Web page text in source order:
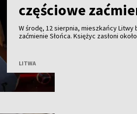
częściowe
W środę, 12 sierpnia, mieszkańcy
zaćmienie Słońca. Księżyc zasłoni
LITWA